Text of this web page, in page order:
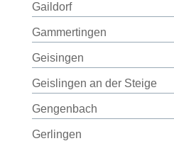
Gaildorf
Gammertingen
Geisingen
Geislingen an der Steige
Gengenbach
Gerlingen